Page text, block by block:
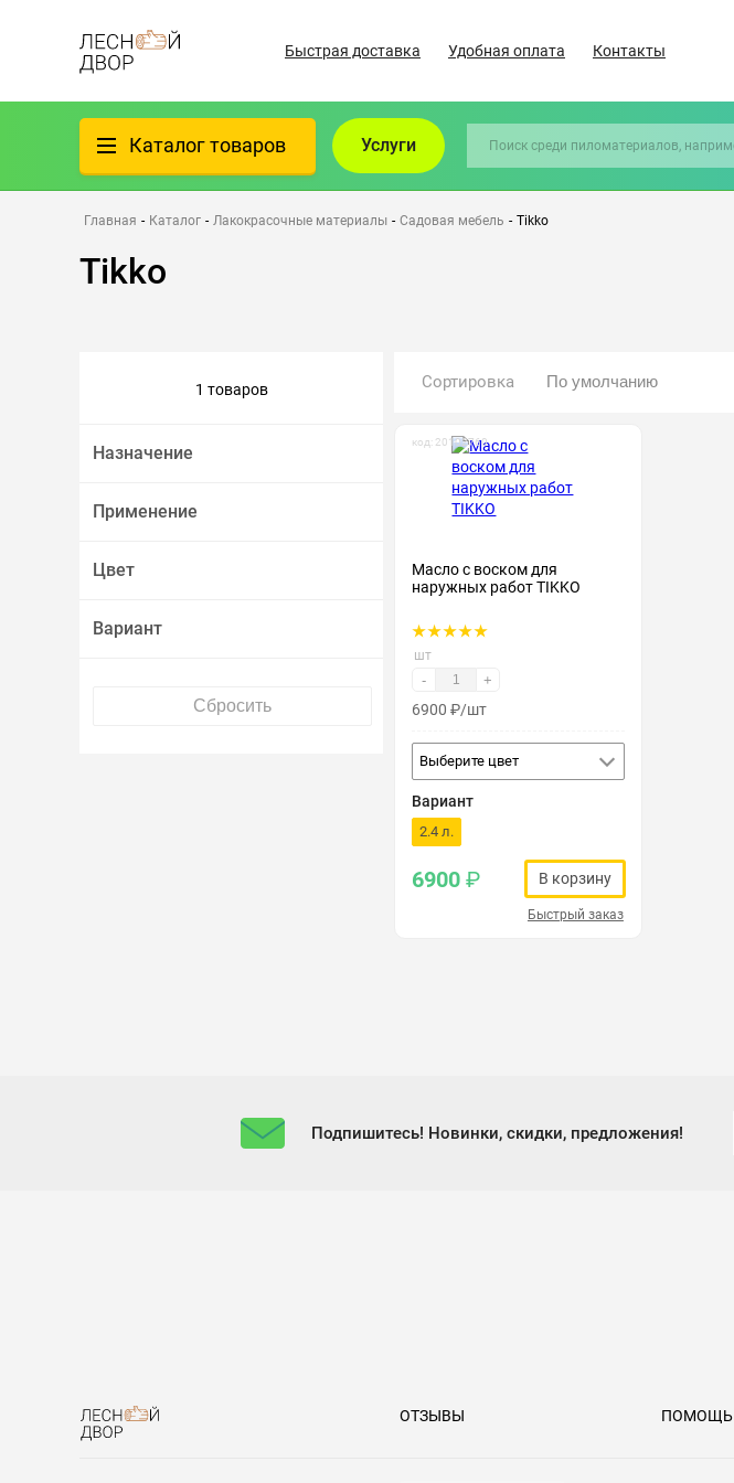
Быстрая доставка Удобная оплата Контакты
Каталог товаров
Фанера
Пиломатериалы
Всё для бани
Утеплители/Изоляция
Крепеж и метизы
Лакокрасочные материалы
Услуги
Главная - Каталог - Лакокрасочные материалы - Садовая мебель - Tikko
Tikko
1 товаров
Назначение
Применение
Цвет
Вариант
Сортировка
код: 20102760
Масло с воском для
наружных работ TIKKO
шт
- +
6900 ₽/шт
Выберите цвет
Вариант
2.4 л.
6900 ₽ В корзину
Быстрый заказ
Подпишитесь! Новинки, скидки, предложения!
ОТЗЫВЫ ПОМОЩЬ